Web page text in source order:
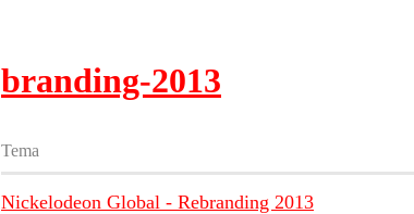
branding-2013
Tema
Nickelodeon Global - Rebranding 2013